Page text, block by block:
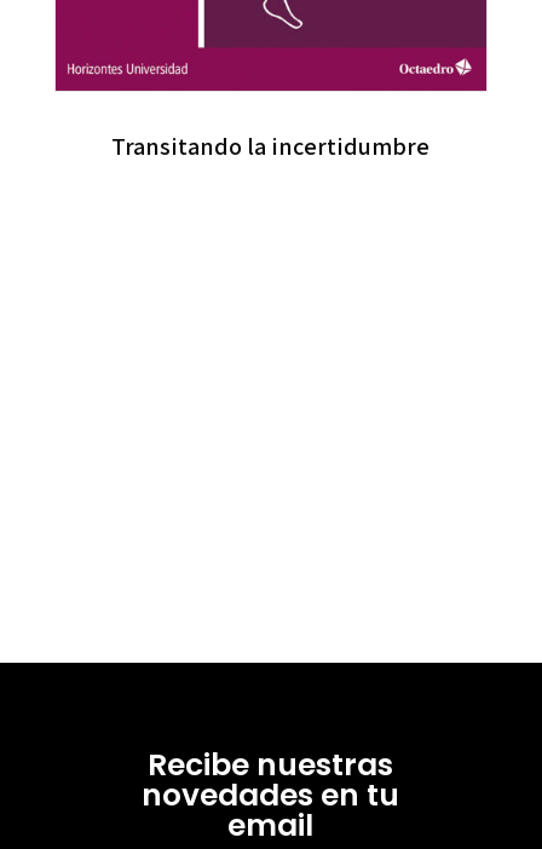
Transitando la incertidumbre
Recibe nuestras
novedades en tu
email